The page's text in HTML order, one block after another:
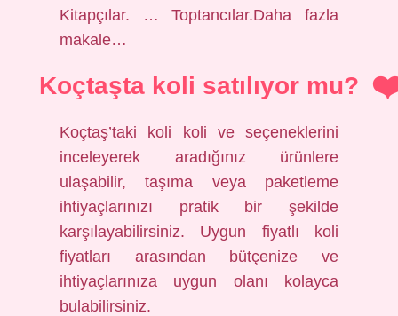
Kitapçılar. … Toptancılar.Daha fazla
makale…
Koçtaşta koli satılıyor mu?
Koçtaş’taki koli koli ve seçeneklerini
inceleyerek aradığınız ürünlere
ulaşabilir, taşıma veya paketleme
ihtiyaçlarınızı pratik bir şekilde
karşılayabilirsiniz. Uygun fiyatlı koli
fiyatları arasından bütçenize ve
ihtiyaçlarınıza uygun olanı kolayca
bulabilirsiniz.